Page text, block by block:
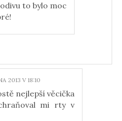
to bylo moc
2013 V 18:10
nejlepší věcička
mi rty v